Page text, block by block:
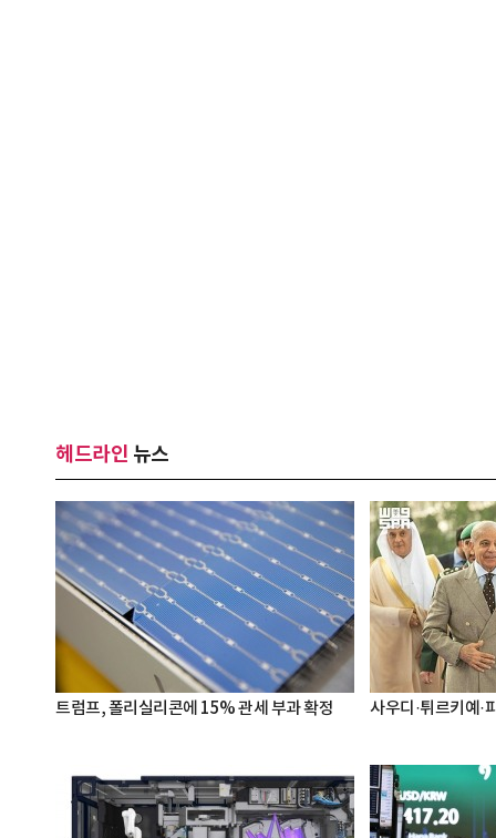
헤드라인 뉴스
트럼프, 폴리실리콘에 15% 관세 부과 확정 사우디·튀르키예·